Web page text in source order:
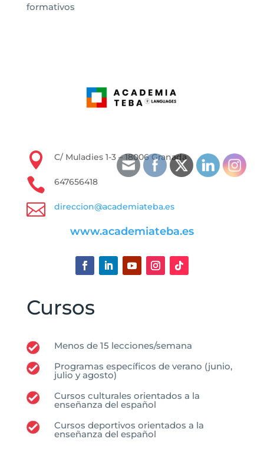
formativos
 C/ Muladies 1-3 – 18006 Granada
 647656418
 direccion@academiateba.es
www.academiateba.es
Cursos
Menos de 15 lecciones/semana
Programas específicos de verano (junio,
julio y agosto)
Cursos culturales orientados a la
enseñanza del español
Cursos deportivos orientados a la
enseñanza del español